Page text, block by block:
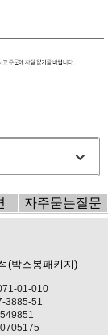
자주묻는질문
(박스봉패키지)
01-010
3885-51